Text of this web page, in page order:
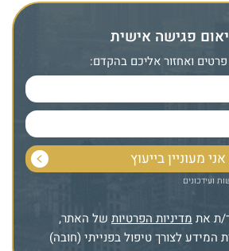
פגישה אישית
ואחזור אליכם בהקדם:
ועידכונים
ת אתמדיניות הפרטיות של האתר,
לצורך טיפול בפנייתי (חובה)